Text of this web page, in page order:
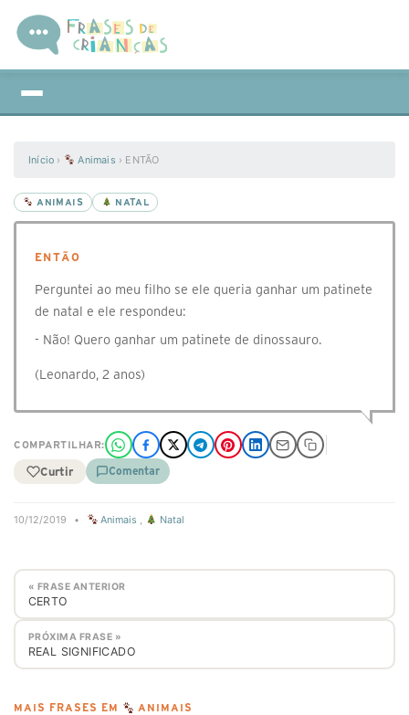
Início › Animais › ENTÃO
ANIMAIS NATAL
ENTÃO
Perguntei ao meu filho se ele queria ganhar um patinete
de natal e ele respondeu:
- Não! Quero ganhar um patinete de dinossauro.
(Leonardo, 2 anos)
COMPARTILHAR:
Curtir Comentar
10/12/2019 • Animais , Natal
« FRASE ANTERIOR
CERTO
PRÓXIMA FRASE »
REAL SIGNIFICADO
MAIS FRASES EM ANIMAIS